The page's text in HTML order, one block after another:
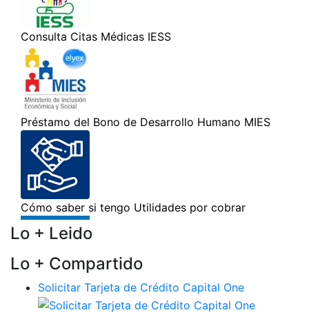
Lo + Leido
Lo + Compartido
Solicitar Tarjeta de Crédito Capital One